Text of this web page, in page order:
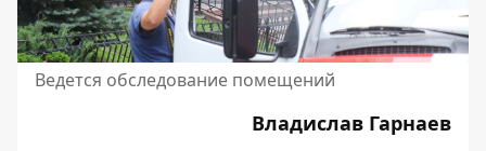
Ведется обследование помещений
Владислав Гарнаев